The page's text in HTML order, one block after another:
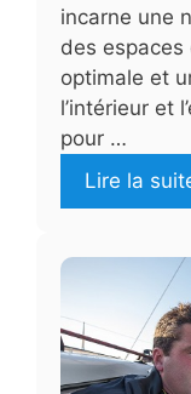
incarne une
des espaces
optimale et
l’intérieur et
pour …
Lire la